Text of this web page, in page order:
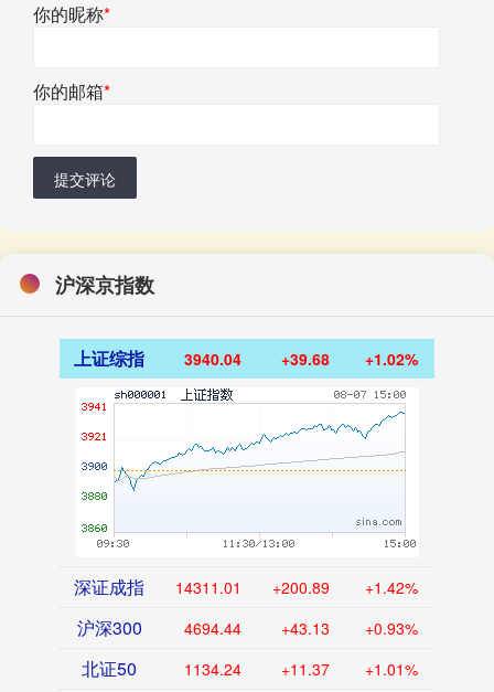
你的昵称*
你的邮箱*
提交评论
沪深京指数
上证综指 3940.04 +39.68 +1.02%
深证成指 14311.01 +200.89 +1.42%
沪深300 4694.44 +43.13 +0.93%
北证50 1134.24 +11.37 +1.01%